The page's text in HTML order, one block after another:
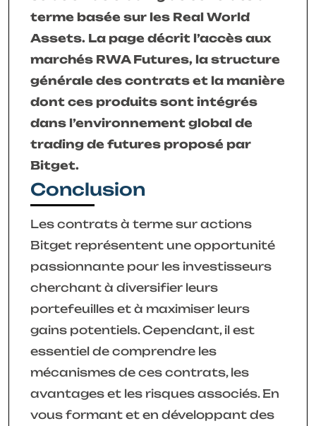
terme basée sur les Real World
Assets. La page décrit l’accès aux
marchés RWA Futures, la structure
générale des contrats et la manière
dont ces produits sont intégrés
dans l’environnement global de
trading de futures proposé par
Bitget.
Conclusion
Les contrats à terme sur actions
Bitget représentent une opportunité
passionnante pour les investisseurs
cherchant à diversifier leurs
portefeuilles et à maximiser leurs
gains potentiels. Cependant, il est
essentiel de comprendre les
mécanismes de ces contrats, les
avantages et les risques associés. En
vous formant et en développant des